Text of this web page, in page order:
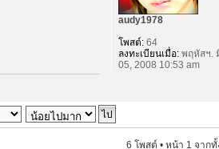
audy1978
โพสต์:64
ลงทะเบียนเมื่อ:พฤหัสฯ.
05, 2008 10:53 am
6 โพสต์ • หน้า 1 จาก